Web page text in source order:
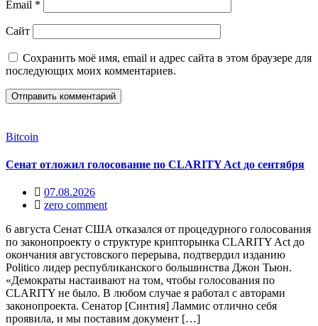
Email *
Сайт
Сохранить моё имя, email и адрес сайта в этом браузере для
последующих моих комментариев.
Bitcoin
Сенат отложил голосование по CLARITY Act до сентября
07.08.2026
zero comment
6 августа Сенат США отказался от процедурного голосования
по законопроекту о структуре крипторынка CLARITY Act до
окончания августовского перерыва, подтвердил изданию
Politico лидер республиканского большинства Джон Тьюн.
«Демократы настаивают на том, чтобы голосования по
CLARITY не было. В любом случае я работал с авторами
законопроекта. Сенатор [Синтия] Ламмис отлично себя
проявила, и мы поставим документ […]